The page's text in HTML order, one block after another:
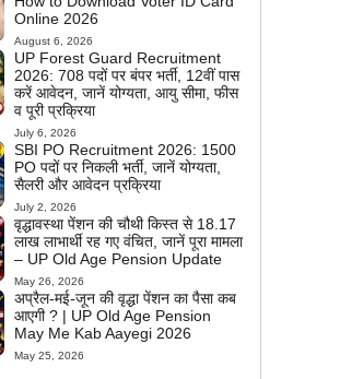
Online 2026
August 6, 2026
UP Forest Guard Recruitment
2026: 708 पदों पर बंपर भर्ती, 12वीं पास
करें आवेदन, जानें योग्यता, आयु सीमा, फीस
व पूरी प्रक्रिया
July 6, 2026
SBI PO Recruitment 2026: 1500
PO पदों पर निकली भर्ती, जानें योग्यता,
सैलरी और आवेदन प्रक्रिया
July 2, 2026
वृद्धावस्था पेंशन की चौथी किस्त से 18.17
लाख लाभार्थी रह गए वंचित, जानें पूरा मामला
– UP Old Age Pension Update
May 26, 2026
अप्रैल-मई-जून की वृद्धा पेंशन का पैसा कब
आएगी ? | UP Old Age Pension
May Me Kab Aayegi 2026
May 25, 2026